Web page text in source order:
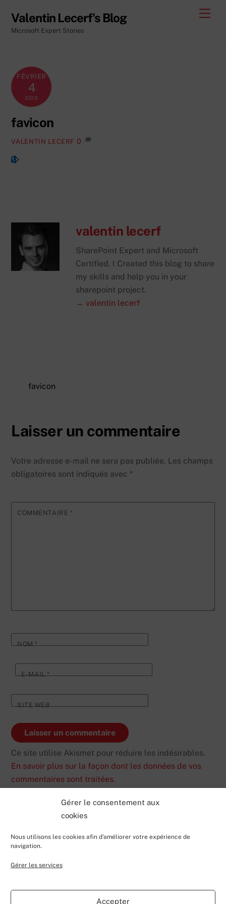
Gérer le consentement aux
cookies
Nous utilisons les cookies afin d'améliorer votre expérience de
navigation.
Gérer les services
Accepter
content
Valentin Lecerf's Blog
Microsoft Expert Stories
FÉVRIER
4
2013
favicon
VALENTIN LECERF 0
valentin lecerf
SharePoint Expert and Microsoft
Certified. I Created this blog to share
my skills and help you in your
sharepoint project.
→ valentin lecerf
favicon
Laisser un commentaire
Votre adresse e-mail ne sera pas publiée. Les champs
obligatoires sont indiqués avec *
COMMENTAIRE *
NOM*
E-MAIL*
SITE WEB
Ce site utilise Akismet pour réduire les indésirables.
En savoir plus sur la façon dont les données de vos
commentaires sont traitées.
To
Valentin Lecerf's Blog